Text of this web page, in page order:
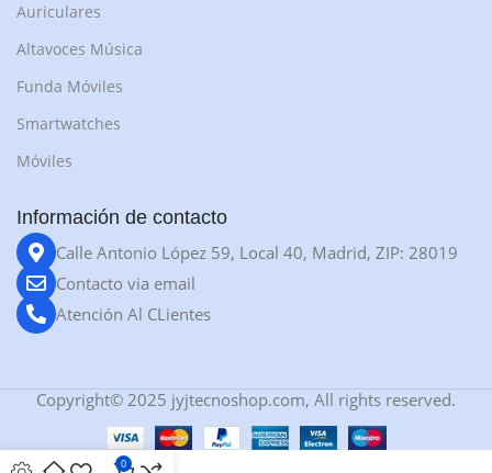
Auriculares
Altavoces Música
Funda Móviles
Smartwatches
Móviles
Información de contacto
Calle Antonio López 59, Local 40, Madrid, ZIP: 28019
Contacto via email
Atención Al CLientes
Copyright© 2025 jyjtecnoshop.com, All rights reserved.
0